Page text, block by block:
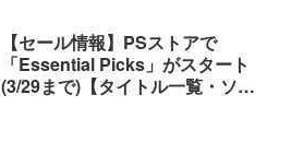
【セール情報】PSストアで
「Essential Picks」がスタート
(3/29まで)【タイトル一覧・ソー